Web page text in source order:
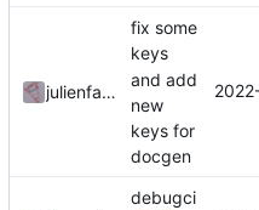
julienfastre
fix some
keys
and add
new
keys for
docgen
debugci